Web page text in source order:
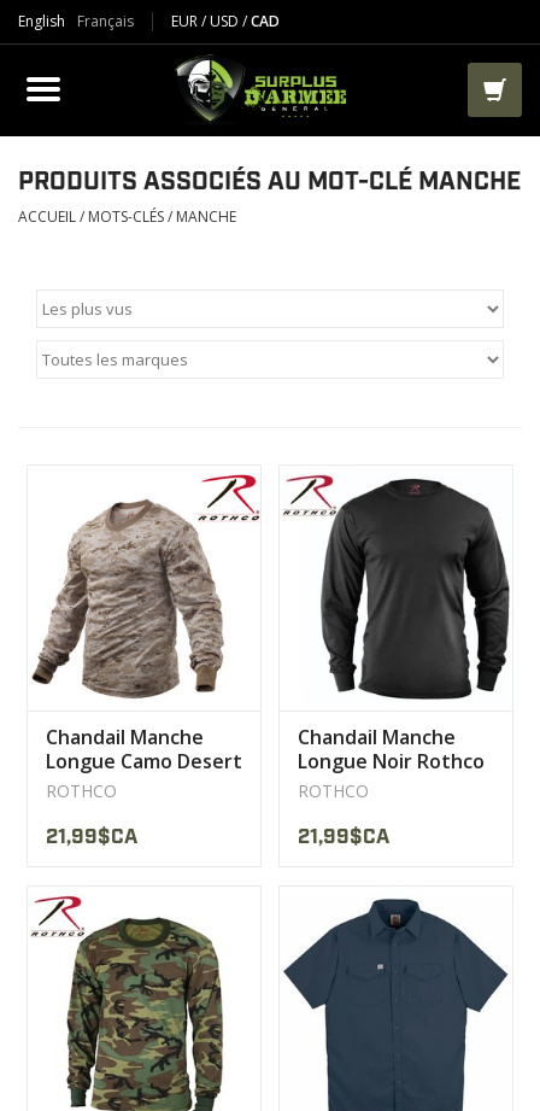
English Français EUR/USD /CAD
PRODUIT
VÊTEMENTS
BOTTES
AIRSOFT
SACS ET RANGEMENT
LIQUIDATION
MILITAIRE / USAGÉ
NOUVEAUTÉS
PRODUITS ASSOCIÉS AU MOT-CLÉ MANCHE
ACCUEIL/ MOTS-CLÉS/ MANCHE
Chandail Manche
Longue Camo Desert
ROTHCO
21,99$CA
Chandail Manche
Longue Noir Rothco
ROTHCO
21,99$CA